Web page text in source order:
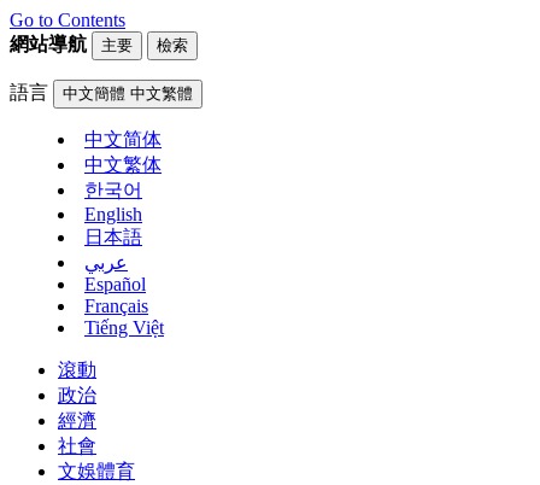
Go to Contents
網站導航
主要 檢索
語言 中文簡體 中文繁體
中文简体
中文繁体
한국어
English
日本語
عربي
Español
Français
Tiếng Việt
滾動
政治
經濟
社會
文娛體育